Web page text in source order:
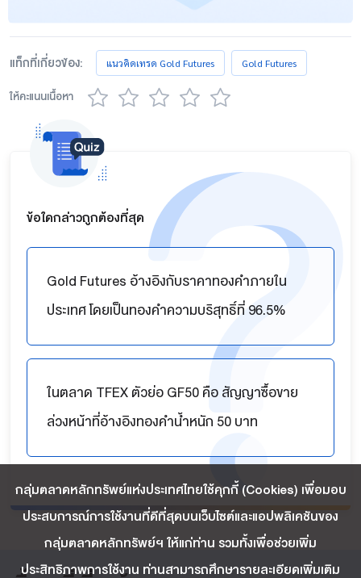
แท็กที่เกี่ยวข้อง: แนวคิดเทรด Gold Futures Gold Futures
ให้คะแนนเนื้อหา
ข้อใดกล่าวถูกต้องที่สุด
Gold Futures อ้างอิงกับราคาทองคำภายใน
ประเทศ โดยเป็นทองคำความบริสุทธิ์ที่ 96.5%
ในตลาด TFEX ตัวย่อ GF50 คือ สัญญาซื้อขาย
ล่วงหน้าที่อ้างอิงทองคำน้ำหนัก 50 บาท
กลุ่มตลาดหลักทรัพย์แห่งประเทศไทยใช้คุกกี้ (Cookies) เพื่อมอบ
ประสบการณ์การใช้งานที่ดีที่สุดบนเว็บไซต์และแอปพลิเคชันของ
กลุ่มตลาดหลักทรัพย์ฯ ให้แก่ท่าน รวมทั้งเพื่อช่วยเพิ่ม
ประสิทธิภาพการใช้งาน ท่านสามารถศึกษารายละเอียดเพิ่มเติม